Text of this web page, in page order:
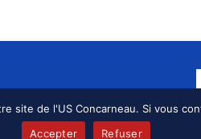
RÉSERVÉS.
site de l'US Concarneau. Si vous
Accepter
Refuser